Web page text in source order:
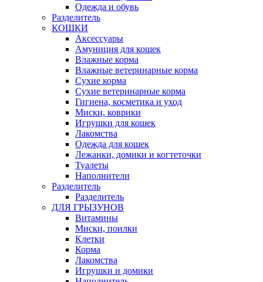
Одежда и обувь
Разделитель
КОШКИ
Аксессуары
Амуниция для кошек
Влажные корма
Влажные ветеринарные корма
Сухие корма
Сухие ветеринарные корма
Гигиена, косметика и уход
Миски, коврики
Игрушки для кошек
Лакомства
Одежда для кошек
Лежанки, домики и когтеточки
Туалеты
Наполнители
Pазделитель
Разделитель
ДЛЯ ГРЫЗУНОВ
Витамины
Миски, поилки
Клетки
Корма
Лакомства
Игрушки и домики